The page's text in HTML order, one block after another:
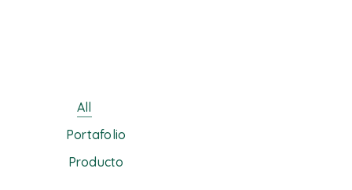
All
Portafolio
Producto